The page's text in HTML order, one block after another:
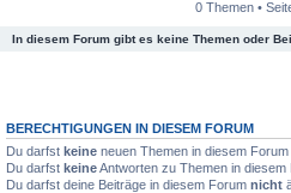
0 Themen •
In diesem Forum gibt es keine Themen oder
BERECHTIGUNGEN IN DIESEM FORUM
Du darfst keine neuen Themen in diesem Forum
Du darfst keineAntworten zu Themen in diesem
Du darfst deine Beiträge in diesem Forum nicht